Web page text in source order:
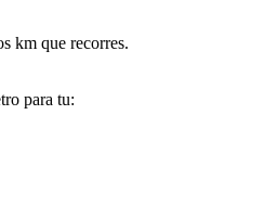
km que recorres.
para tu: